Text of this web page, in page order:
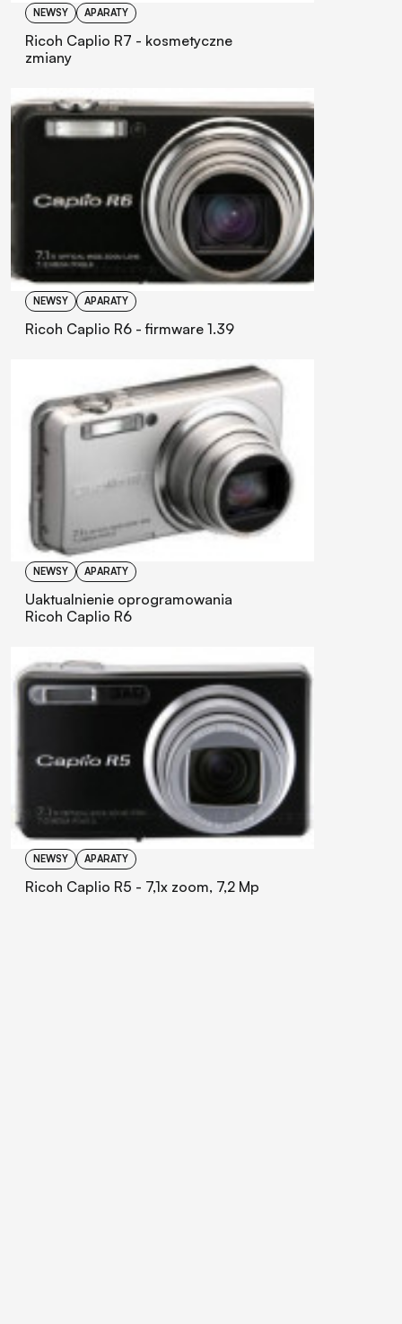
NEWSY APARATY
Ricoh Caplio R7 - kosmetyczne
zmiany
NEWSY APARATY
Ricoh Caplio R6 - firmware 1.39
NEWSY APARATY
Uaktualnienie oprogramowania
Ricoh Caplio R6
NEWSY APARATY
Ricoh Caplio R5 - 7,1x zoom, 7,2 Mp